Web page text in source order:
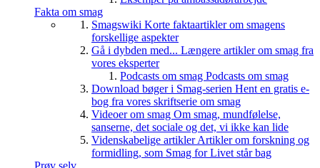
Fakta om smag
Smagswiki Korte faktaartikler om smagens
forskellige aspekter
Gå i dybden med... Længere artikler om smag fra
vores eksperter
Podcasts om smag Podcasts om smag
Download bøger i Smag-serien Hent en gratis e-
bog fra vores skriftserie om smag
Videoer om smag Om smag, mundfølelse,
sanserne, det sociale og det, vi ikke kan lide
Videnskabelige artiklerArtikler om forskning og
formidling, som Smag for Livet står bag
Prøv selv